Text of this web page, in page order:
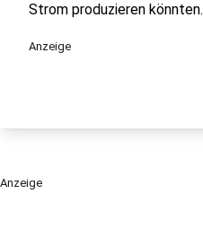
Strom produzieren könnten.
Anzeige
Anzeige